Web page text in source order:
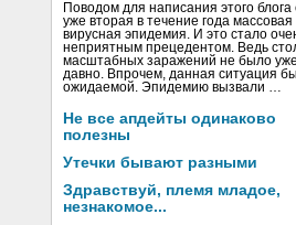
Поводом для написания этого блога
уже вторая в течение года массовая
вирусная эпидемия. И это стало
неприятным прецедентом. Ведь
масштабных заражений не было
давно. Впрочем, данная ситуация
ожидаемой. Эпидемию вызвали …
Не все апдейты одинаково
полезны
Утечки бывают разными
Здравствуй, племя младое,
незнакомое...